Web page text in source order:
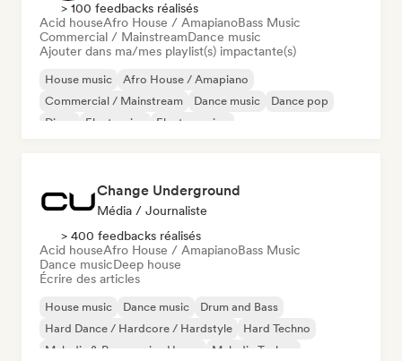
> 100 feedbacks réalisés
Acid houseAfro House / AmapianoBass Music
Commercial / MainstreamDance music
Ajouter dans ma/mes playlist(s) impactante(s)
House music
Afro House / Amapiano
Commercial / Mainstream
Dance music
Dance pop
Disco
Electronica Electro swing
Change Underground
Média / Journaliste
> 400 feedbacks réalisés
Acid houseAfro House / AmapianoBass Music
Dance musicDeep house
Écrire des articles
House music Dance music
Drum and Bass
Hard Dance / Hardcore / Hardstyle
Hard Techno
Melodic & Progressive House
Melodic Techno